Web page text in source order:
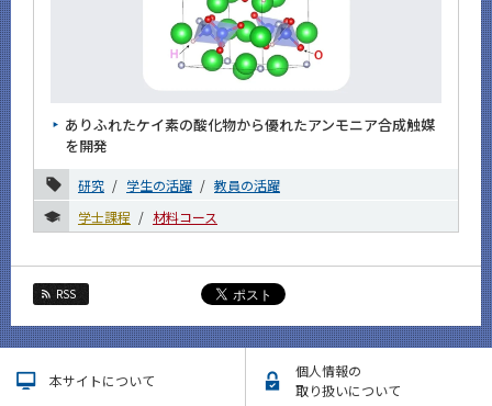
ありふれたケイ素の酸化物から優れたアンモニア合成触媒
を開発
研究 学生の活躍
教員の活躍
学士課程
材料コース
RSS
本サイトについて
個人情報の
取り扱いについて
サイト構成